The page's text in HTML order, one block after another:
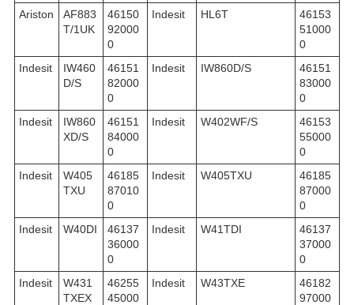
Ariston
AF883
T/1UK
46150
92000
0
Indesit HL6T
46153
51000
0
Indesit
IW460
D/S
46151
82000
0
Indesit IW860D/S
46151
83000
0
Indesit
IW860
XD/S
46151
84000
0
Indesit W402WF/S
46153
55000
0
Indesit
W405
TXU
46185
87010
0
Indesit W405TXU
46185
87000
0
Indesit
W40DI
46137
36000
0
Indesit W41TDI
46137
37000
0
Indesit
W431
TXEX
46255
45000
Indesit W43TXE
46182
97000